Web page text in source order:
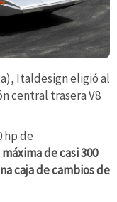
Italdesign eligió al
central trasera V8
hp de
de casi 300
caja de cambios de